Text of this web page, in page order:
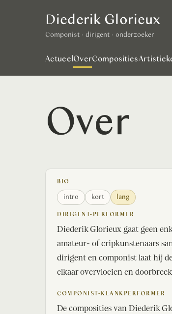
Diederik Glorieux
Componist · dirigent · onderzoeker
Actueel OverComposities
Over
BIO
intro kort lang
DIRIGENT-PERFORMER
Diederik Glorieux gaat geen
amateur- of cripkunstenaars
dirigent en componist laat hij
elkaar overvloeien en
COMPONIST-KLANKPERFORMER
De composities van Diederik